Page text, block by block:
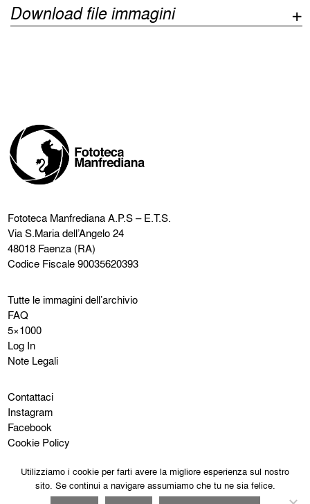
Download file immagini
Fototeca ManfredianaA.P.S – E.T.S.
Via S.Maria dell’Angelo 24
48018 Faenza (RA)
Codice Fiscale 90035620393
Tutte le immagini dell’archivio
FAQ
5×1000
Log In
Note Legali
Contattaci
Instagram
Facebook
Cookie Policy
Utilizziamo i cookie per farti avere la migliore esperienza sul nostro
sito. Se continui a navigare assumiamo che tu ne sia felice.